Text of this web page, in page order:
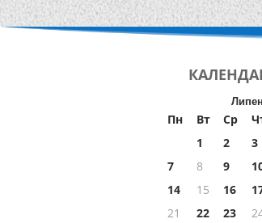
Пн Вт Ср
1
2 3
7
8 9
14
15 16
21
22 23